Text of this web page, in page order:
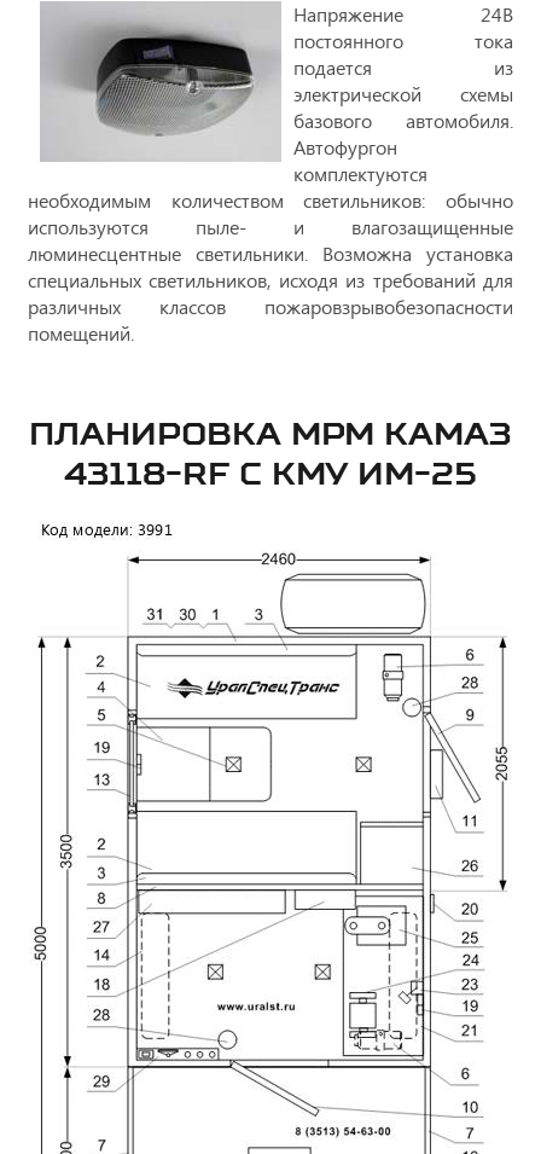
Напряжение 24В
постоянного тока
подается из
электрической схемы
базового автомобиля.
Автофургон
комплектуются
необходимым количеством светильников: обычно
используются пыле- и влагозащищенные
люминесцентные светильники. Возможна установка
специальных светильников, исходя из требований для
различных классов пожаровзрывобезопасности
помещений.
ПЛАНИРОВКА МРМ КАМАЗ
43118-RF С КМУ ИМ-25